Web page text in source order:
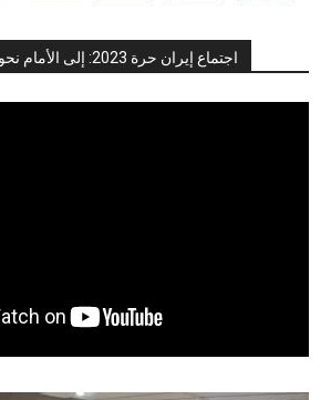
اجتماع إيران حرة 2023: إلى الأمام نحو جمهورية ديمقراطية